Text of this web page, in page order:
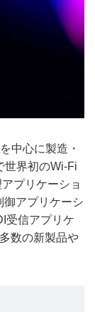
中心に製造・
世界初のWi-Fi
プリケーショ
御アプリケーシ
受信アプリケ
数の新製品や